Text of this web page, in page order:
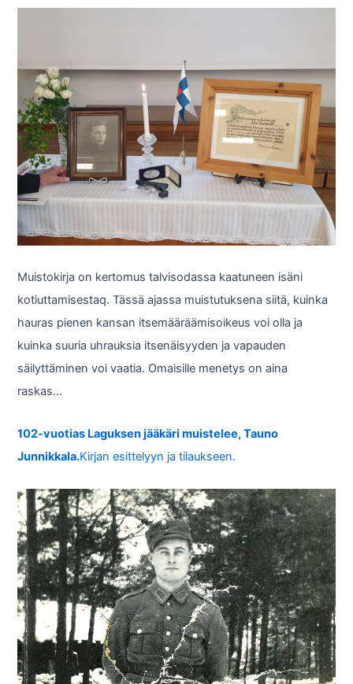
Muistokirja on kertomus talvisodassa kaatuneen isäni
kotiuttamisestaq. Tässä ajassa muistutuksena siitä, kuinka
hauras pienen kansan itsemääräämisoikeus voi olla ja
kuinka suuria uhrauksia itsenäisyyden ja vapauden
säilyttäminen voi vaatia. Omaisille menetys on aina
raskas…
102-vuotias Laguksen jääkäri muistelee, Tauno
Junnikkala.Kirjan esittelyyn ja tilaukseen.